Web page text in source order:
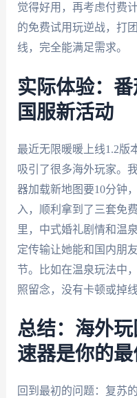
觉得好用，再考虑付费
的免费试用玩逆战，打
线，完全能满足需求。
实际体验：
国服新活动
最近无限暖暖上线1.2版
吸引了很多海外玩家。
器加载新地图要10分钟
入，顺利拿到了三套免
里，中式婚礼剧情和温
定传输让她能和国内朋
节。比如在温泉玩法中
照留念，没有卡顿或掉线
总结：海外
速器是你的
回到最初的问题：复苏